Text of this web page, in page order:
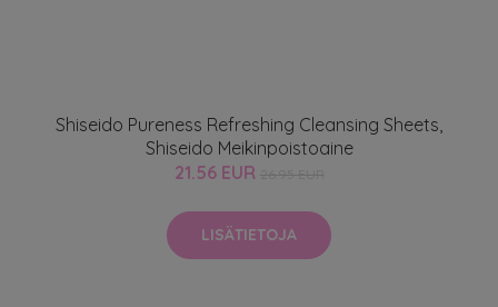
Shiseido Pureness Refreshing Cleansing Sheets,
Shiseido Meikinpoistoaine
21.56 EUR
LISÄTIETOJA